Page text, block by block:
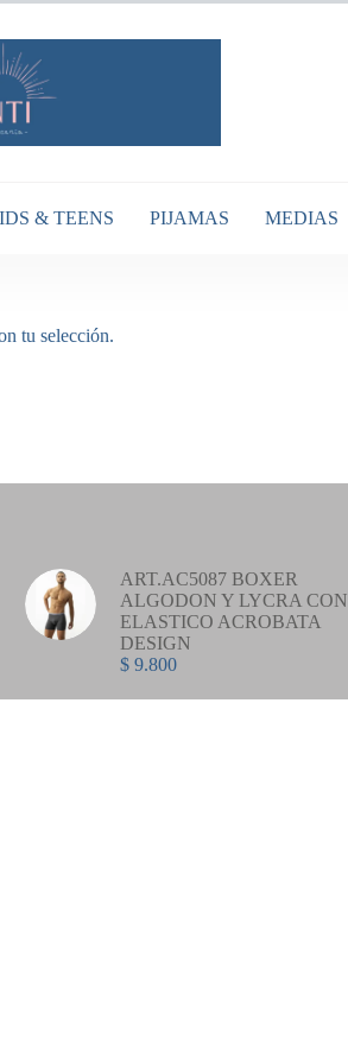
& TEENS PIJAMAS MEDIAS
tu selección.
ART.AC5087 BOXER
ALGODON Y LYCRA CON
ELASTICO ACROBATA
DESIGN
$9.800